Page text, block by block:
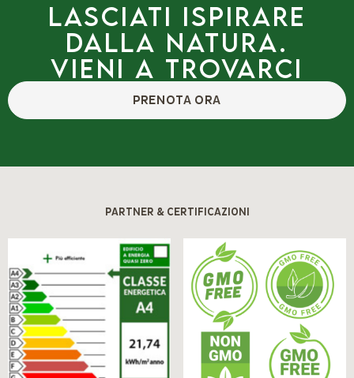
Lasciati ispirare
dalla natura.
Vieni a trovarci
PRENOTA ORA
PARTNER & CERTIFICAZIONI